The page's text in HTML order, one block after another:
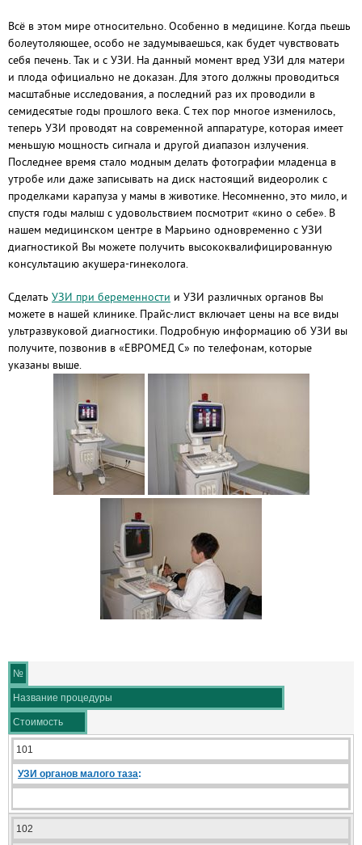
Всё в этом мире относительно. Особенно в медицине. Когда пьешь
болеутоляющее, особо не задумываешься, как будет чувствовать
себя печень. Так и с УЗИ. На данный момент вред УЗИ для матери
и плода официально не доказан. Для этого должны проводиться
масштабные исследования, а последний раз их проводили в
семидесятые годы прошлого века. С тех пор многое изменилось,
теперь УЗИ проводят на современной аппаратуре, которая имеет
меньшую мощность сигнала и другой диапазон излучения.
Последнее время стало модным делать фотографии младенца в
утробе или даже записывать на диск настоящий видеоролик с
проделками карапуза у мамы в животике. Несомненно, это мило, и
спустя годы малыш с удовольствием посмотрит «кино о себе». В
нашем медицинском центре в Марьино одновременно с УЗИ
диагностикой Вы можете получить высококвалифицированную
консультацию акушера-гинеколога.
Сделать УЗИ при беременности и УЗИ различных органов Вы
можете в нашей клинике. Прайс-лист включает цены на все виды
ультразвуковой диагностики. Подробную информацию об УЗИ вы
получите, позвонив в «ЕВРОМЕД С» по телефонам, которые
указаны выше.
№
Название процедуры
Стоимость
101
УЗИ органов малого таза:
102